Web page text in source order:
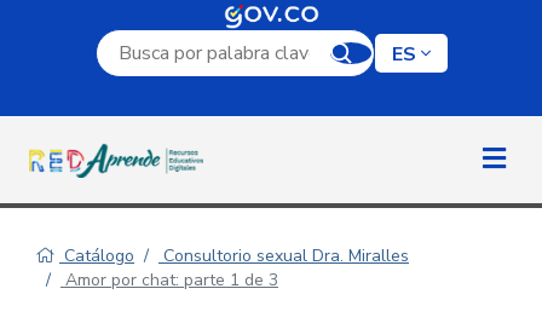
Campo de búsqueda por palabra clave
ES
Catálogo
Consultorio sexual Dra. Miralles
Amor por chat: parte 1 de 3